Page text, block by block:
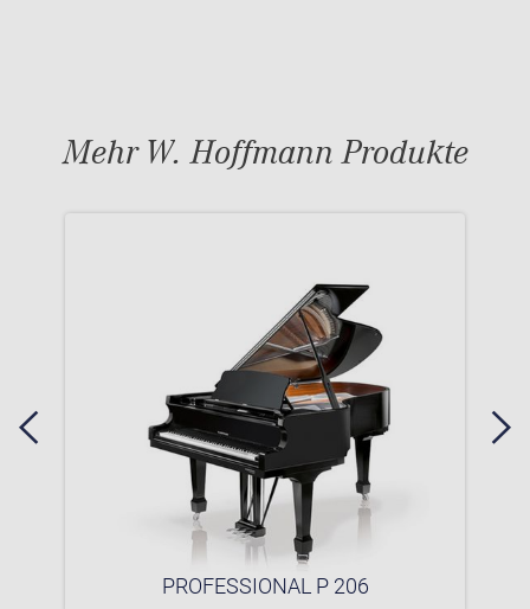
Mehr W. Hoffmann Produkte
PROFESSIONAL P 206